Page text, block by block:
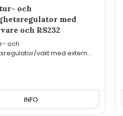
och
med
och RS232
och
vakt med extern
INFO